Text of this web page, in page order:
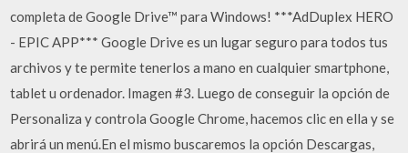
completa de Google Drive™ para Windows! ***AdDuplex HERO
- EPIC APP*** Google Drive es un lugar seguro para todos tus
archivos y te permite tenerlos a mano en cualquier smartphone,
tablet u ordenador. Imagen #3. Luego de conseguir la opción de
Personaliza y controla Google Chrome, hacemos clic en ella y se
abrirá un menú.En el mismo buscaremos la opción Descargas,